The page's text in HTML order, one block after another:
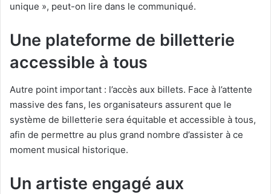
unique », peut-on lire dans le communiqué.
Une plateforme de billetterie
accessible à tous
Autre point important : l’accès aux billets. Face à l’attente
massive des fans, les organisateurs assurent que le
système de billetterie sera équitable et accessible à tous,
afin de permettre au plus grand nombre d’assister à ce
moment musical historique.
Un artiste engagé aux